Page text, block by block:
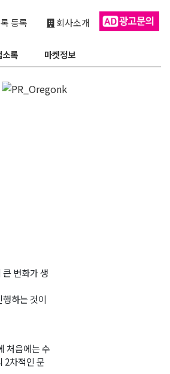
회사소개
등록
소록 마켓정보
변화가 생
하는 것이
처음에는 수
2차적인 문